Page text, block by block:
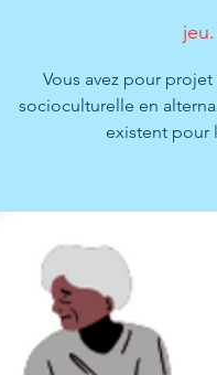
Vous avez pour
socioculturelle en
existent pour